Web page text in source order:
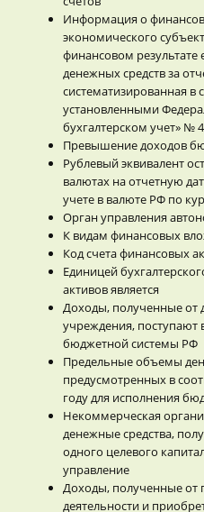
Информация о
экономического
финансовом результате
денежных средств за
систематизированная в
установленными
бухгалтерском учет» №
Превышение доходов
Рублевый эквивалент
валютах на отчетную
учете в валюте РФ по
Орган управления
К видам финансовых
Код счета финансовых
Единицей
активов является
Доходы, полученные от
учреждения,
бюджетной системы РФ
Предельные объемы
предусмотренных в
году для исполнения
Некоммерческая
денежные средства,
одного целевого
управление
Доходы, полученные от
деятельности и